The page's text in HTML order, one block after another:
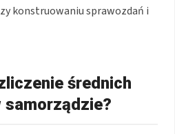
konstruowaniu sprawozdań i
średnich